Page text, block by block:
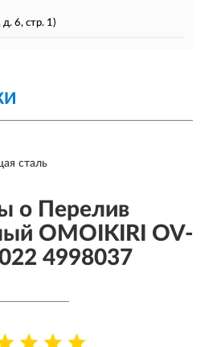
6, стр. 1)
сталь
о Перелив
OMOIKIRI OV-
4998037